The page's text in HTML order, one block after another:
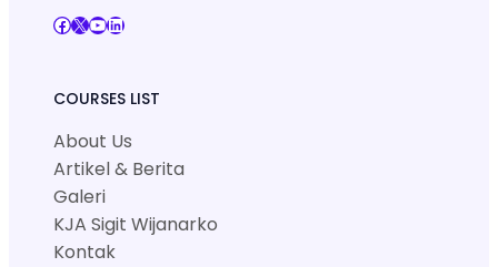
Facebook X YouTube LinkedIn
COURSES LIST
About Us
Artikel & Berita
Galeri
KJA Sigit Wijanarko
Kontak